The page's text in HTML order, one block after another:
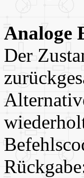
Analoge
Der